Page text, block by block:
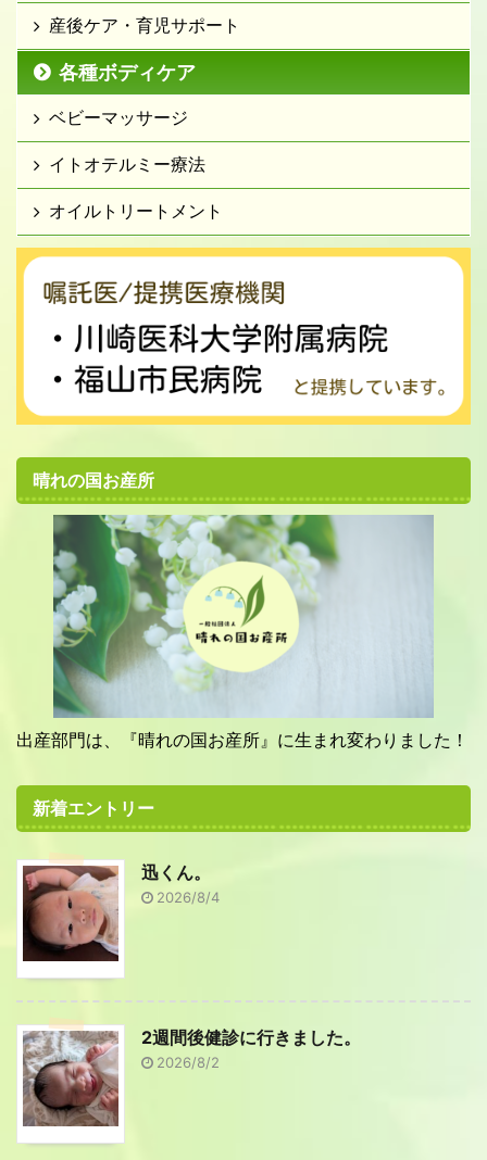
産後ケア・育児サポート
各種ボディケア
ベビーマッサージ
イトオテルミー療法
オイルトリートメント
晴れの国お産所
出産部門は、『晴れの国お産所』に生まれ変わりました！
新着エントリー
迅くん。
2026/8/4
2週間後健診に行きました。
2026/8/2